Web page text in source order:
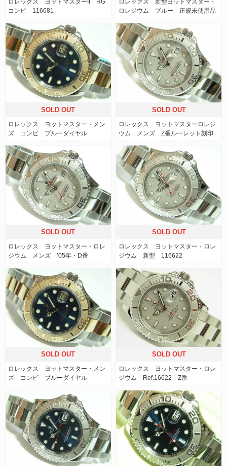
ロレックス ヨットマスターII RG
コンビ 116681
ロレックス 新型ヨットマスター・
ロレジウム ブルー 正規未使用品
SOLD OUT
ロレックス ヨットマスター・メン
ズ コンビ ブルーダイヤル
SOLD OUT
ロレックス ヨットマスターロレジ
ウム メンズ Z番ルーレット刻印
SOLD OUT
ロレックス ヨットマスター・ロレ
ジウム メンズ ’05年・D番
SOLD OUT
ロレックス ヨットマスター・ロレ
ジウム 新型 116622
SOLD OUT
ロレックス ヨットマスター・メン
ズ コンビ ブルーダイヤル
SOLD OUT
ロレックス ヨットマスター・ロレ
ジウム Ref.16622 Z番